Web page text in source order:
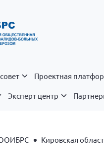
Проектная
Эксперт центр
Кировская